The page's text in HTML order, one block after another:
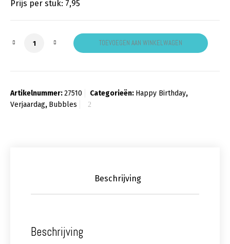
Prijs per stuk: 7,95
Birthday Boy Bubbles aantalTOEVOEGEN AAN WINKELWAGEN
Artikelnummer:27510 Categorieën: Happy Birthday,
Verjaardag, Bubbles
Beschrijving
Beschrijving